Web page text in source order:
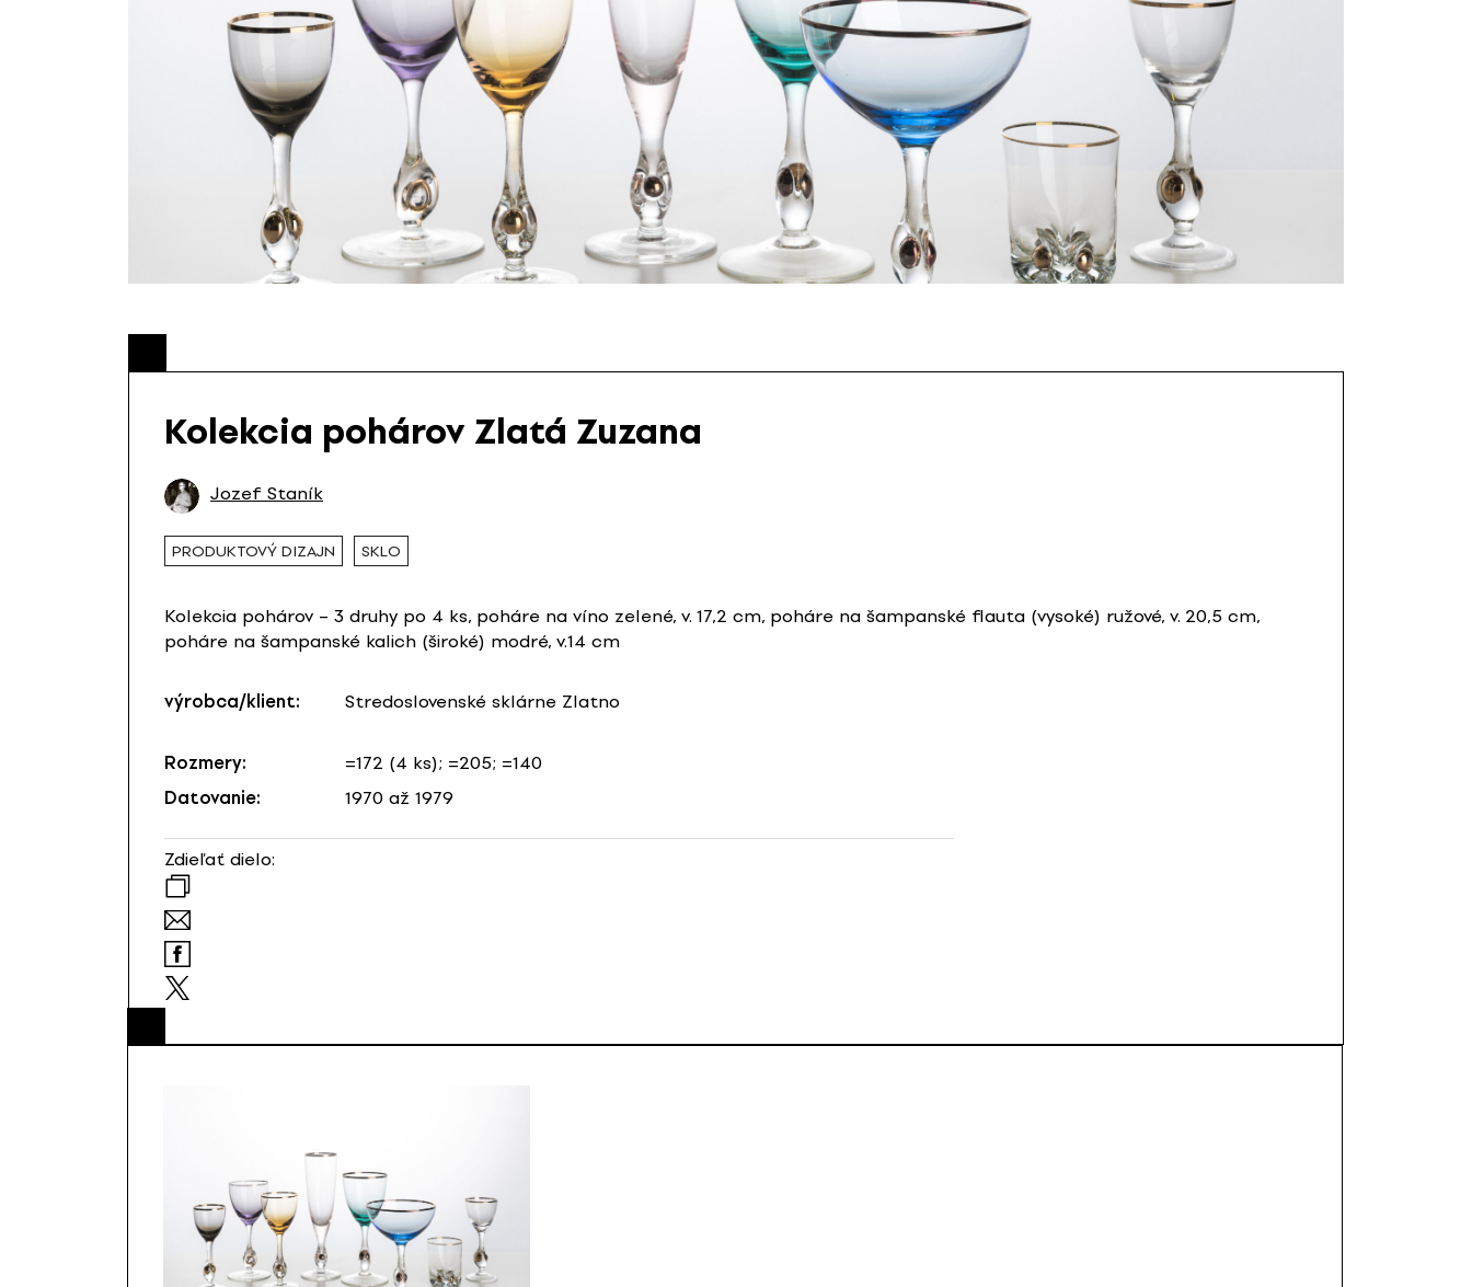
Kolekcia pohárov Zlatá Zuzana
Jozef Staník
PRODUKTOVÝ DIZAJN SKLO
Kolekcia pohárov – 3 druhy po 4 ks, poháre na víno zelené, v. 17,2 cm, poháre na šampanské flauta (vysoké) ružové, v. 20,5 cm,
poháre na šampanské kalich (široké) modré, v.14 cm
výrobca/klient: Stredoslovenské sklárne Zlatno
Rozmery:
=172 (4 ks); =205; =140
Datovanie:
1970 až 1979
Zdieľať dielo: